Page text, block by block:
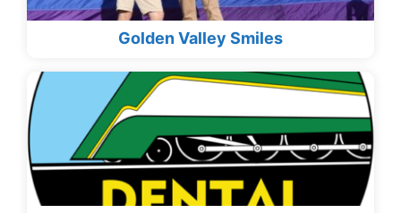
Golden Valley Smiles